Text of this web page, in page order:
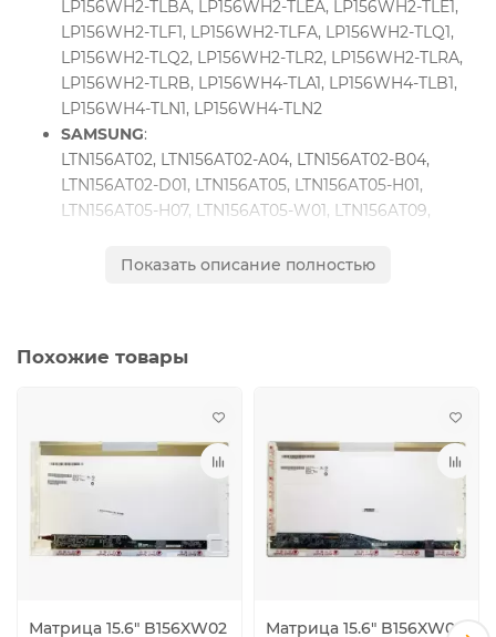
LP156WH2-TLBA, LP156WH2-TLEA, LP156WH2-TLE1,
LP156WH2-TLF1, LP156WH2-TLFA, LP156WH2-TLQ1,
LP156WH2-TLQ2, LP156WH2-TLR2, LP156WH2-TLRA,
LP156WH2-TLRB, LP156WH4-TLA1, LP156WH4-TLB1,
LP156WH4-TLN1, LP156WH4-TLN2
SAMSUNG:
LTN156AT02, LTN156AT02-A04, LTN156AT02-B04,
LTN156AT02-D01, LTN156AT05, LTN156AT05-H01,
LTN156AT05-H07, LTN156AT05-W01, LTN156AT09,
LTN156AT16-L01, LTN156AT17, LTN156AT22, LTN156AT24,
B156XW02 V.3, B156XW02 V.6
CLAA156WA11, CLAA156WA11A, CLAA156WB11,
CLAA156WB11A, CLAA156WB11S
INNOLUX
BT156GW01 V.1, BT156GW01 V.4, BT156GW02 V.0
INFOVISION
M156NWR2 R.0
N156B6-L07, N156B6-L03, N156B6-L05, N156B6-L07,
Показать описание полностью
Похожие товары
Матрица 15.6" B156XW02
Матрица 15.6" B156XW02